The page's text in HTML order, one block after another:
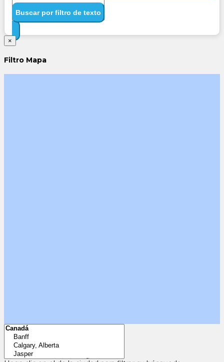
Buscar por filtro de texto
×
Filtro Mapa